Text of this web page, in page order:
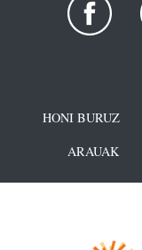
HONI BURUZ
ARAUAK